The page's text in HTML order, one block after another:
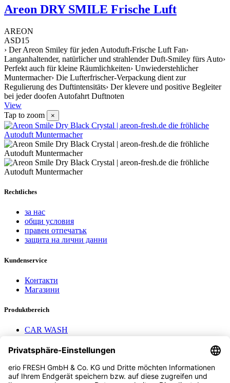
Areon DRY SMILE Frische Luft
AREON
ASD15
› Der Areon Smiley für jeden Autoduft-Frische Luft Fan›
Langanhaltender, natürlicher und strahlender Duft-Smiley fürs Auto›
Perfekt auch für kleine Räumlichkeiten› Unwiederstehlicher
Muntermacher› Die Lufterfrischer-Verpackung dient zur
Regulierung des Duftintensitäts› Der klevere und positive Begleiter
bei jeder doofen Autofahrt Duftnoten
View
Tap to zoom
×
Rechtliches
за нас
общи условия
правен отпечатък
защита на лични данни
Kundenservice
Контакти
Магазини
Produktbereich
CAR WASH
AEROTEC Compressors
Nayax Cashless